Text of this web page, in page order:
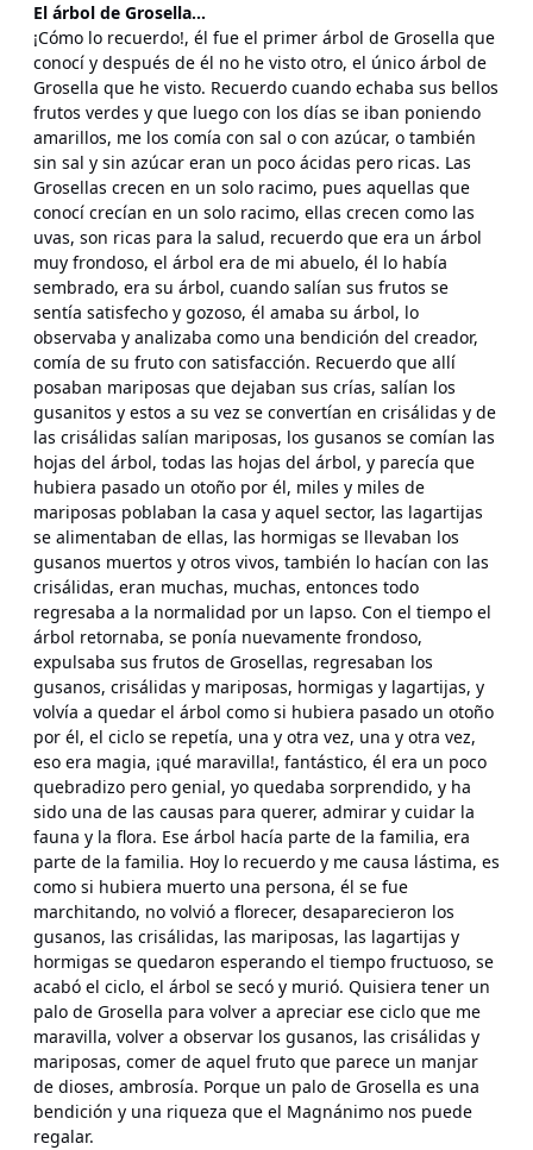
El árbol de Grosella...
¡Cómo lo recuerdo!, él fue el primer árbol de Grosella que
conocí y después de él no he visto otro, el único árbol de
Grosella que he visto. Recuerdo cuando echaba sus bellos
frutos verdes y que luego con los días se iban poniendo
amarillos, me los comía con sal o con azúcar, o también
sin sal y sin azúcar eran un poco ácidas pero ricas. Las
Grosellas crecen en un solo racimo, pues aquellas que
conocí crecían en un solo racimo, ellas crecen como las
uvas, son ricas para la salud, recuerdo que era un árbol
muy frondoso, el árbol era de mi abuelo, él lo había
sembrado, era su árbol, cuando salían sus frutos se
sentía satisfecho y gozoso, él amaba su árbol, lo
observaba y analizaba como una bendición del creador,
comía de su fruto con satisfacción. Recuerdo que allí
posaban mariposas que dejaban sus crías, salían los
gusanitos y estos a su vez se convertían en crisálidas y de
las crisálidas salían mariposas, los gusanos se comían las
hojas del árbol, todas las hojas del árbol, y parecía que
hubiera pasado un otoño por él, miles y miles de
mariposas poblaban la casa y aquel sector, las lagartijas
se alimentaban de ellas, las hormigas se llevaban los
gusanos muertos y otros vivos, también lo hacían con las
crisálidas, eran muchas, muchas, entonces todo
regresaba a la normalidad por un lapso. Con el tiempo el
árbol retornaba, se ponía nuevamente frondoso,
expulsaba sus frutos de Grosellas, regresaban los
gusanos, crisálidas y mariposas, hormigas y lagartijas, y
volvía a quedar el árbol como si hubiera pasado un otoño
por él, el ciclo se repetía, una y otra vez, una y otra vez,
eso era magia, ¡qué maravilla!, fantástico, él era un poco
quebradizo pero genial, yo quedaba sorprendido, y ha
sido una de las causas para querer, admirar y cuidar la
fauna y la flora. Ese árbol hacía parte de la familia, era
parte de la familia. Hoy lo recuerdo y me causa lástima, es
como si hubiera muerto una persona, él se fue
marchitando, no volvió a florecer, desaparecieron los
gusanos, las crisálidas, las mariposas, las lagartijas y
hormigas se quedaron esperando el tiempo fructuoso, se
acabó el ciclo, el árbol se secó y murió. Quisiera tener un
palo de Grosella para volver a apreciar ese ciclo que me
maravilla, volver a observar los gusanos, las crisálidas y
mariposas, comer de aquel fruto que parece un manjar
de dioses, ambrosía. Porque un palo de Grosella es una
bendición y una riqueza que el Magnánimo nos puede
regalar.